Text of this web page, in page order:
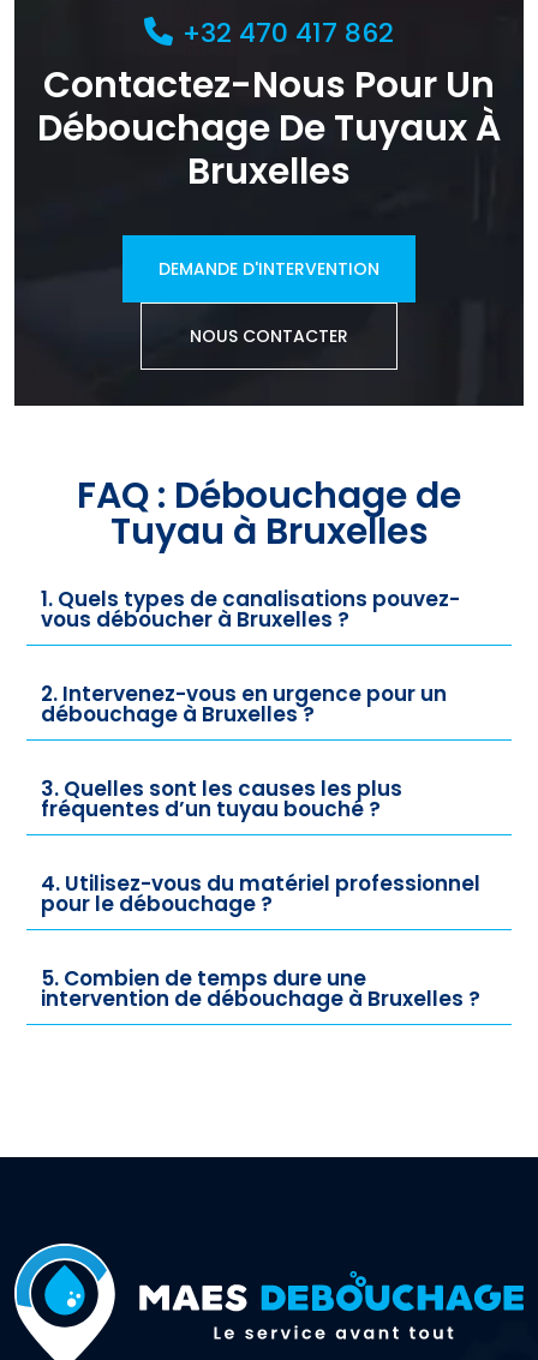
+32 470 417 862
Contactez-Nous Pour Un
Débouchage De Tuyaux À
Bruxelles
DEMANDE D'INTERVENTION
NOUS CONTACTER
FAQ : Débouchage de
Tuyau à Bruxelles
1. Quels types de canalisations pouvez-
vous déboucher à Bruxelles ?
2. Intervenez-vous en urgence pour un
débouchage à Bruxelles ?
3. Quelles sont les causes les plus
fréquentes d’un tuyau bouché ?
4. Utilisez-vous du matériel professionnel
pour le débouchage ?
5. Combien de temps dure une
intervention de débouchage à Bruxelles ?